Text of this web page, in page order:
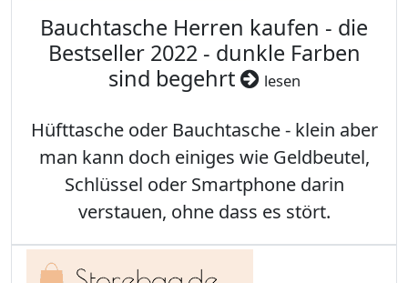
Bauchtasche Herren kaufen - die
Bestseller 2022 - dunkle Farben
sind begehrt
lesen
Hüfttasche oder Bauchtasche - klein aber
man kann doch einiges wie Geldbeutel,
Schlüssel oder Smartphone darin
verstauen, ohne dass es stört.